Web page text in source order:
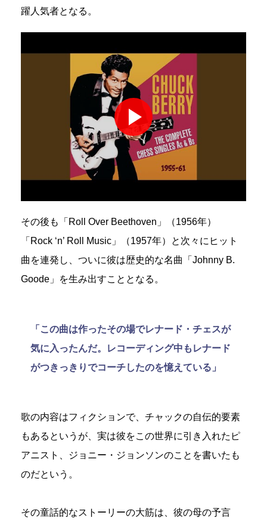
躍人気者となる。
その後も「Roll Over Beethoven」（1956年）
「Rock ‘n’ Roll Music」（1957年）と次々にヒット
曲を連発し、ついに彼は歴史的な名曲「Johnny B.
Goode」を生み出すこととなる。
「この曲は作ったその場でレナード・チェスが
気に入ったんだ。レコーディング中もレナード
がつきっきりでコーチしたのを憶えている」
歌の内容はフィクションで、チャックの自伝的要素
もあるというが、実は彼をこの世界に引き入れたピ
アニスト、ジョニー・ジョンソンのことを書いたも
のだという。
その童話的なストーリーの大筋は、彼の母の予言